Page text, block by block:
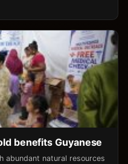
benefits Guyanese
abundant natural resources